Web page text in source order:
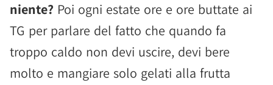
niente? Poi ogni estate ore e ore buttate ai
TG per parlare del fatto che quando fa
troppo caldo non devi uscire, devi bere
molto e mangiare solo gelati alla frutta